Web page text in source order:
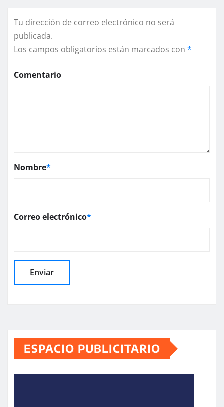
Tu dirección de correo electrónico no será
publicada.
Los campos obligatorios están marcados con *
Comentario
Nombre*
Correo electrónico*
ESPACIO PUBLICITARIO